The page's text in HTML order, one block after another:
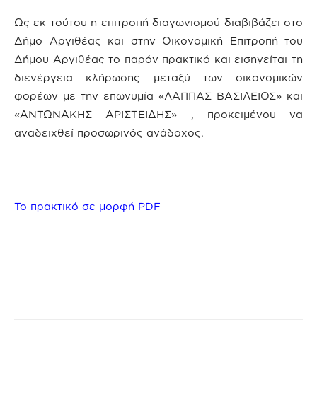
Ως εκ τούτου η επιτροπή διαγωνισμού διαβιβάζει στο
Δήμο Αργιθέας και στην Οικονομική Επιτροπή του
Δήμου Αργιθέας το παρόν πρακτικό και εισηγείται τη
διενέργεια κλήρωσης μεταξύ των οικονομικών
φορέων με την επωνυμία «ΛΑΠΠΑΣ ΒΑΣΙΛΕΙΟΣ» και
«ΑΝΤΩΝΑΚΗΣ ΑΡΙΣΤΕΙΔΗΣ» , προκειμένου να
αναδειχθεί προσωρινός ανάδοχος.
Το πρακτικό σε μορφή PDF